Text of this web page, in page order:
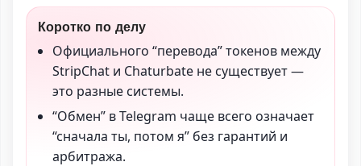
Коротко по делу
Официального “перевода” токенов между
StripChat и Chaturbate не существует —
это разные системы.
“Обмен” в Telegram чаще всего означает
“сначала ты, потом я” без гарантий и
арбитража.